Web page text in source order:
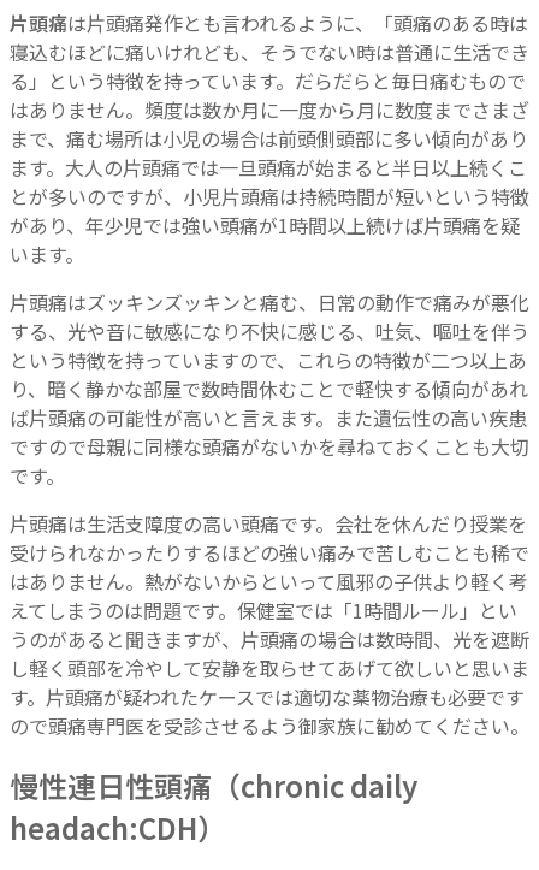
片頭痛は片頭痛発作とも言われるように、「頭痛のある時は
寝込むほどに痛いけれども、そうでない時は普通に生活でき
る」という特徴を持っています。だらだらと毎日痛むもので
はありません。頻度は数か月に一度から月に数度までさまざ
まで、痛む場所は小児の場合は前頭側頭部に多い傾向があり
ます。大人の片頭痛では一旦頭痛が始まると半日以上続くこ
とが多いのですが、小児片頭痛は持続時間が短いという特徴
があり、年少児では強い頭痛が1時間以上続けば片頭痛を疑
います。
片頭痛はズッキンズッキンと痛む、日常の動作で痛みが悪化
する、光や音に敏感になり不快に感じる、吐気、嘔吐を伴う
という特徴を持っていますので、これらの特徴が二つ以上あ
り、暗く静かな部屋で数時間休むことで軽快する傾向があれ
ば片頭痛の可能性が高いと言えます。また遺伝性の高い疾患
ですので母親に同様な頭痛がないかを尋ねておくことも大切
です。
片頭痛は生活支障度の高い頭痛です。会社を休んだり授業を
受けられなかったりするほどの強い痛みで苦しむことも稀で
はありません。熱がないからといって風邪の子供より軽く考
えてしまうのは問題です。保健室では「1時間ルール」とい
うのがあると聞きますが、片頭痛の場合は数時間、光を遮断
し軽く頭部を冷やして安静を取らせてあげて欲しいと思いま
す。片頭痛が疑われたケースでは適切な薬物治療も必要です
ので頭痛専門医を受診させるよう御家族に勧めてください。
慢性連日性頭痛（chronic daily
headach:CDH）